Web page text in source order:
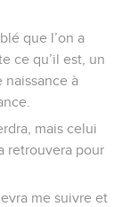
que l’on a
ce qu’il est, un
naissance à
mais celui
retrouvera pour
me suivre et